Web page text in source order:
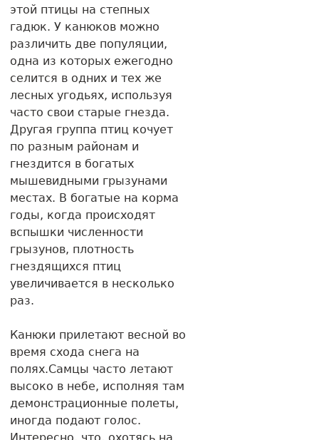
этой птицы на степных
гадюк. У канюков можно
различить две популяции,
одна из которых ежегодно
селится в одних и тех же
лесных угодьях, используя
часто свои старые гнезда.
Другая группа птиц кочует
по разным районам и
гнездится в богатых
мышевидными грызунами
местах. В богатые на корма
годы, когда происходят
вспышки численности
грызунов, плотность
гнездящихся птиц
увеличивается в несколько
раз.
Канюки прилетают весной во
время схода снега на
полях.Самцы часто летают
высоко в небе, исполняя там
демонстрационные полеты,
иногда подают голос.